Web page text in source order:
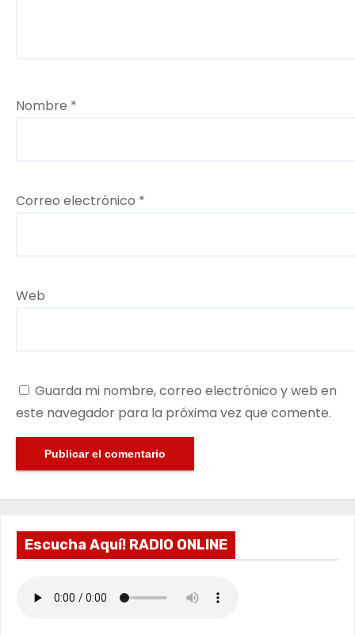
Nombre *
Correo electrónico *
Web
Guarda mi nombre, correo electrónico y web en
este navegador para la próxima vez que comente.
Escucha Aquí! RADIO ONLINE